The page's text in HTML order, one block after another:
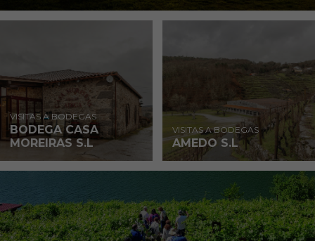
VISITAS A BODEGAS
BODEGA CASA
MOREIRAS S.L
VISITAS A BODEGAS
AMEDO S.L